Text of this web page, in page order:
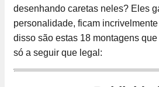
desenhando caretas neles? Eles
personalidade, ficam
disso são estas 18 montagens
só a seguir que legal: